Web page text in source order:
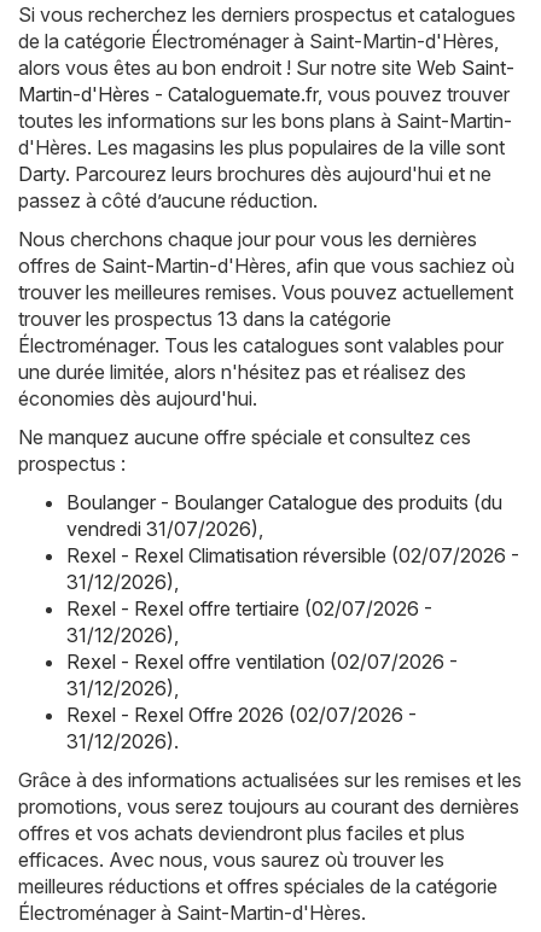
Si vous recherchez les derniers prospectus et catalogues
de la catégorie Électroménager à Saint-Martin-d'Hères,
alors vous êtes au bon endroit ! Sur notre site Web Saint-
Martin-d'Hères - Cataloguemate.fr, vous pouvez trouver
toutes les informations sur les bons plans à Saint-Martin-
d'Hères. Les magasins les plus populaires de la ville sont
Darty. Parcourez leurs brochures dès aujourd'hui et ne
passez à côté d’aucune réduction.
Nous cherchons chaque jour pour vous les dernières
offres de Saint-Martin-d'Hères, afin que vous sachiez où
trouver les meilleures remises. Vous pouvez actuellement
trouver les prospectus 13 dans la catégorie
Électroménager. Tous les catalogues sont valables pour
une durée limitée, alors n'hésitez pas et réalisez des
économies dès aujourd'hui.
Ne manquez aucune offre spéciale et consultez ces
prospectus :
Boulanger - Boulanger Catalogue des produits (du
vendredi 31/07/2026)
Rexel - Rexel Climatisation réversible (02/07/2026 -
31/12/2026)
Rexel - Rexel offre tertiaire (02/07/2026 -
31/12/2026)
Rexel - Rexel offre ventilation (02/07/2026 -
31/12/2026)
Rexel - Rexel Offre 2026 (02/07/2026 -
31/12/2026).
Grâce à des informations actualisées sur les remises et les
promotions, vous serez toujours au courant des dernières
offres et vos achats deviendront plus faciles et plus
efficaces. Avec nous, vous saurez où trouver les
meilleures réductions et offres spéciales de la catégorie
Électroménager à Saint-Martin-d'Hères.